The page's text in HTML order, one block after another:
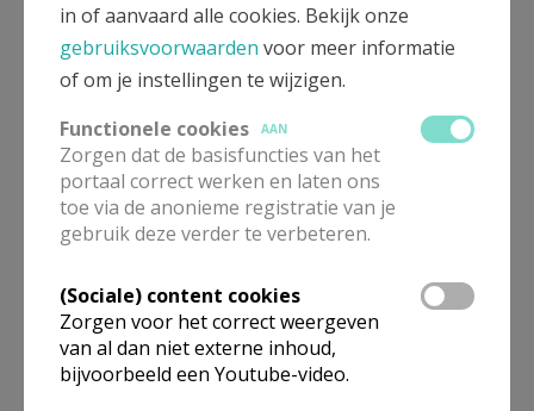
Pastoor PE
Beerstraat 26
8820 TORHOUT
050/21 10 01
in of aanvaard alle cookies. Bekijk onze
gebruiksvoorwaarden voor meer informatie
of om je instellingen te wijzigen.
Functionele cookies
AAN
Zorgen dat de basisfuncties van het
portaal correct werken en laten ons
toe via de anonieme registratie van je
gebruik deze verder te verbeteren.
(Sociale) content cookies
Zorgen voor het correct weergeven
van al dan niet externe inhoud,
bijvoorbeeld een Youtube-video.